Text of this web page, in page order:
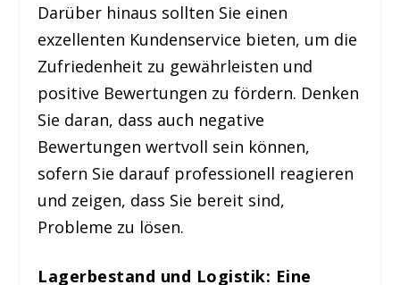
Darüber hinaus sollten Sie einen
exzellenten Kundenservice bieten, um die
Zufriedenheit zu gewährleisten und
positive Bewertungen zu fördern. Denken
Sie daran, dass auch negative
Bewertungen wertvoll sein können,
sofern Sie darauf professionell reagieren
und zeigen, dass Sie bereit sind,
Probleme zu lösen.
Lagerbestand und Logistik: Eine